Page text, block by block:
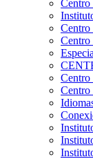
Centro
Centro
Centro
Centro